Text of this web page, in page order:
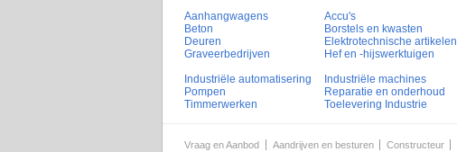
Aanhangwagens Accu's
Beton
Borstels en kwasten
Deuren
Elektrotechnische artikelen
Graveerbedrijven
Hef en -hijswerktuigen
Industriële automatisering
Industriële machines
Pompen
Reparatie en onderhoud
Timmerwerken
Toelevering Industrie
Vraag en Aanbod Aandrijven en besturen Constructeur